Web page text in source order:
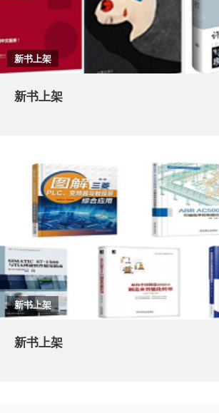
新书上架
新书上架
新书上架
新书上架